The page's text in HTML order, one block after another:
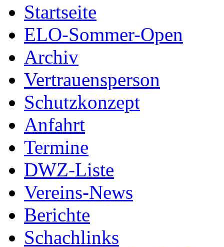
Startseite
ELO-Sommer-Open
Archiv
Vertrauensperson
Schutzkonzept
Anfahrt
Termine
DWZ-Liste
Vereins-News
Berichte
Schachlinks